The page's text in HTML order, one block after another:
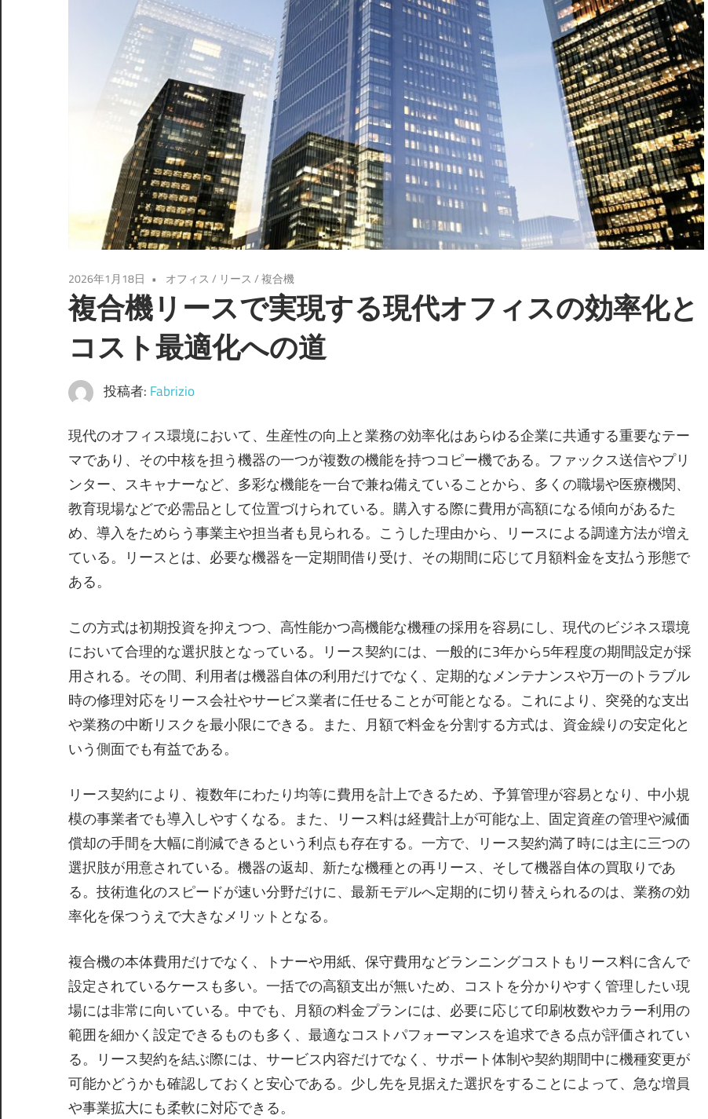
2026年1月18日 オフィス / リース /複合機
複合機リースで実現する現代オフィスの効率化と
コスト最適化への道
投稿者: Fabrizio
現代のオフィス環境において、生産性の向上と業務の効率化はあらゆる企業に共通する重要なテー
マであり、その中核を担う機器の一つが複数の機能を持つコピー機である。 ファックス送信やプリ
ンター、スキャナーなど、多彩な機能を一台で兼ね備えていることから、多くの職場や医療機関、
教育現場などで必需品として位置づけられている。購入する際に費用が高額になる傾向があるた
め、導入をためらう事業主や担当者も見られる。こうした理由から、リースによる調達方法が増え
ている。リースとは、必要な機器を一定期間借り受け、その期間に応じて月額料金を支払う形態で
ある。
この方式は初期投資を抑えつつ、高性能かつ高機能な機種の採用を容易にし、現代のビジネス環境
において合理的な選択肢となっている。リース契約には、一般的に3年から5年程度の期間設定が採
用される。その間、利用者は機器自体の利用だけでなく、定期的なメンテナンスや万一のトラブル
時の修理対応をリース会社やサービス業者に任せることが可能となる。これにより、突発的な支出
や業務の中断リスクを最小限にできる。また、月額で料金を分割する方式は、資金繰りの安定化と
いう側面でも有益である。
リース契約により、複数年にわたり均等に費用を計上できるため、予算管理が容易となり、中小規
模の事業者でも導入しやすくなる。また、リース料は経費計上が可能な上、固定資産の管理や減価
償却の手間を大幅に削減できるという利点も存在する。一方で、リース契約満了時には主に三つの
選択肢が用意されている。機器の返却、新たな機種との再リース、そして機器自体の買取りであ
る。技術進化のスピードが速い分野だけに、最新モデルへ定期的に切り替えられるのは、業務の効
率化を保つうえで大きなメリットとなる。
複合機の本体費用だけでなく、トナーや用紙、保守費用などランニングコストもリース料に含んで
設定されているケースも多い。一括での高額支出が無いため、コストを分かりやすく管理したい現
場には非常に向いている。中でも、月額の料金プランには、必要に応じて印刷枚数やカラー利用の
範囲を細かく設定できるものも多く、最適なコストパフォーマンスを追求できる点が評価されてい
る。リース契約を結ぶ際には、サービス内容だけでなく、サポート体制や契約期間中に機種変更が
可能かどうかも確認しておくと安心である。少し先を見据えた選択をすることによって、急な増員
や事業拡大にも柔軟に対応できる。